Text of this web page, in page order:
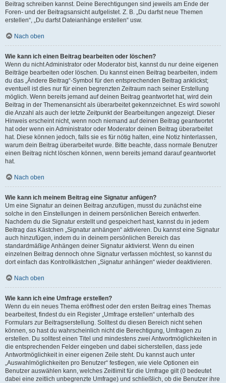
Beitrag schreiben kannst. Deine Berechtigungen sind jeweils am Ende der
Foren- und der Beitragsansicht aufgelistet. Z. B. „Du darfst neue Themen
erstellen“, „Du darfst Dateianhänge erstellen“ usw.
Nach oben
Wie kann ich einen Beitrag bearbeiten oder löschen?
Wenn du nicht Administrator oder Moderator bist, kannst du nur deine eigenen
Beiträge bearbeiten oder löschen. Du kannst einen Beitrag bearbeiten, indem
du das „Ändere Beitrag“-Symbol für den entsprechenden Beitrag anklickst;
eventuell ist dies nur für einen begrenzten Zeitraum nach seiner Erstellung
möglich. Wenn bereits jemand auf deinen Beitrag geantwortet hat, wird dein
Beitrag in der Themenansicht als überarbeitet gekennzeichnet. Es wird sowohl
die Anzahl als auch der letzte Zeitpunkt der Bearbeitungen angezeigt. Dieser
Hinweis erscheint nicht, wenn noch niemand auf deinen Beitrag geantwortet
hat oder wenn ein Administrator oder Moderator deinen Beitrag überarbeitet
hat. Diese können jedoch, falls sie es für nötig halten, eine Notiz hinterlassen,
warum dein Beitrag überarbeitet wurde. Bitte beachte, dass normale Benutzer
einen Beitrag nicht löschen können, wenn bereits jemand darauf geantwortet
hat.
Nach oben
Wie kann ich meinem Beitrag eine Signatur anfügen?
Um eine Signatur an deinen Beitrag anzufügen, musst du zunächst eine
solche in den Einstellungen in deinem persönlichen Bereich entwerfen.
Nachdem du die Signatur erstellt und gespeichert hast, kannst du in jedem
Beitrag das Kästchen „Signatur anhängen“ aktivieren. Du kannst eine Signatur
auch hinzufügen, indem du in deinem persönlichen Bereich das
standardmäßige Anhängen deiner Signatur aktivierst. Wenn du einen
einzelnen Beitrag dennoch ohne Signatur verfassen möchtest, so kannst du
dort einfach das Kontrollkästchen „Signatur anhängen“ wieder deaktivieren.
Nach oben
Wie kann ich eine Umfrage erstellen?
Wenn du ein neues Thema eröffnest oder den ersten Beitrag eines Themas
bearbeitest, findest du ein Register „Umfrage erstellen“ unterhalb des
Formulars zur Beitragserstellung. Solltest du diesen Bereich nicht sehen
können, so hast du wahrscheinlich nicht die Berechtigung, Umfragen zu
erstellen. Du solltest einen Titel und mindestens zwei Antwortmöglichkeiten in
die entsprechenden Felder eingeben und dabei sicherstellen, dass jede
Antwortmöglichkeit in einer eigenen Zeile steht. Du kannst auch unter
„Auswahlmöglichkeiten pro Benutzer“ festlegen, wie viele Optionen ein
Benutzer auswählen kann, welches Zeitlimit für die Umfrage gilt (0 bedeutet
dabei eine zeitlich unbegrenzte Umfrage) und schließlich, ob die Benutzer ihre